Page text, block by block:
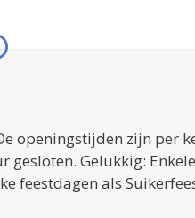
openingstijden zijn per
Gelukkig:
feestdagen als